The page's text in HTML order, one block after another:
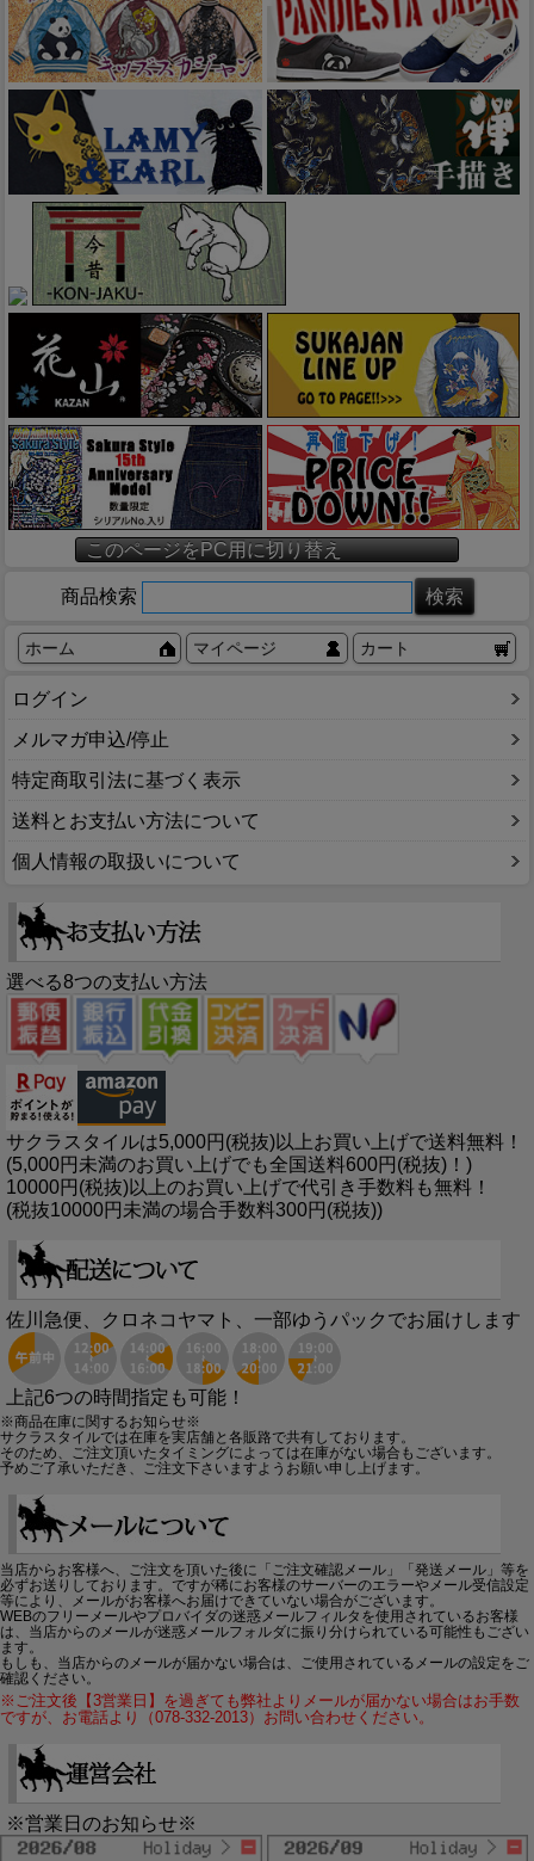
このページをPC用に切り替え
商品検索
ホーム マイページ カート
ログイン
メルマガ申込/停止
特定商取引法に基づく表示
送料とお支払い方法について
個人情報の取扱いについて
選べる8つの支払い方法
サクラスタイルは5,000円(税抜)以上お買い上げで送料無料！
(5,000円未満のお買い上げでも全国送料600円(税抜)！)
10000円(税抜)以上のお買い上げで代引き手数料も無料！
(税抜10000円未満の場合手数料300円(税抜))
佐川急便、クロネコヤマト、一部ゆうパックでお届けします
上記6つの時間指定も可能！
※商品在庫に関するお知らせ※
サクラスタイルでは在庫を実店舗と各販路で共有しております。
そのため、ご注文頂いたタイミングによっては在庫がない場合もございます。
予めご了承いただき、ご注文下さいますようお願い申し上げます。
当店からお客様へ、ご注文を頂いた後に「ご注文確認メール」「発送メール」等を
必ずお送りしております。ですが稀にお客様のサーバーのエラーやメール受信設定
等により、メールがお客様へお届けできていない場合がございます。
WEBのフリーメールやプロバイダの迷惑メールフィルタを使用されているお客様
は、当店からのメールが迷惑メールフォルダに振り分けられている可能性もござい
ます。
もしも、当店からのメールが届かない場合は、ご使用されているメールの設定をご
確認ください。
※ご注文後【3営業日】を過ぎても弊社よりメールが届かない場合はお手数
ですが、お電話より（078-332-2013）お問い合わせください。
※営業日のお知らせ※